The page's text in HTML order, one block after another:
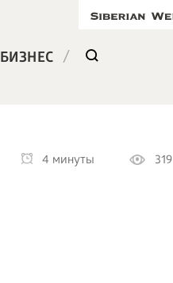
БИЗНЕС /
4 минуты 319